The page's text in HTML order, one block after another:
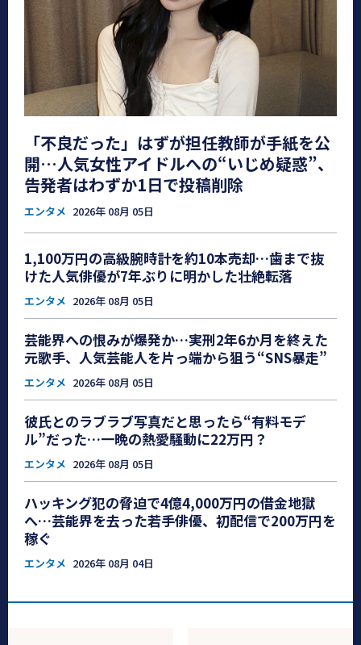
「不良だった」はずが担任教師が手紙を公
開…人気女性アイドルへの“いじめ疑惑”、
告発者はわずか1日で投稿削除
エンタメ 2026年 08月 05日
1,100万円の高級腕時計を約10本売却…歯まで抜
けた人気俳優が7年ぶりに明かした壮絶転落
エンタメ 2026年 08月 05日
芸能界への恨みが爆発か…実刑2年6か月を終えた
元歌手、人気芸能人を片っ端から狙う“SNS暴走”
エンタメ 2026年 08月 05日
彼氏とのラブラブ写真だと思ったら“有料モデ
ル”だった…一晩の熱愛騒動に22万円？
エンタメ 2026年 08月 05日
ハッキング犯の脅迫で4億4,000万円の借金地獄
へ…芸能界を去った若手俳優、初配信で200万円を
稼ぐ
エンタメ 2026年 08月 04日